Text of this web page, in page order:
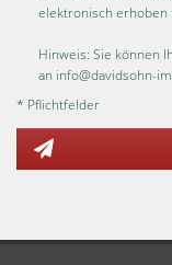
elektronisch erhoben
Hinweis: Sie können
an info@davidsohn-
* Pflichtfelder